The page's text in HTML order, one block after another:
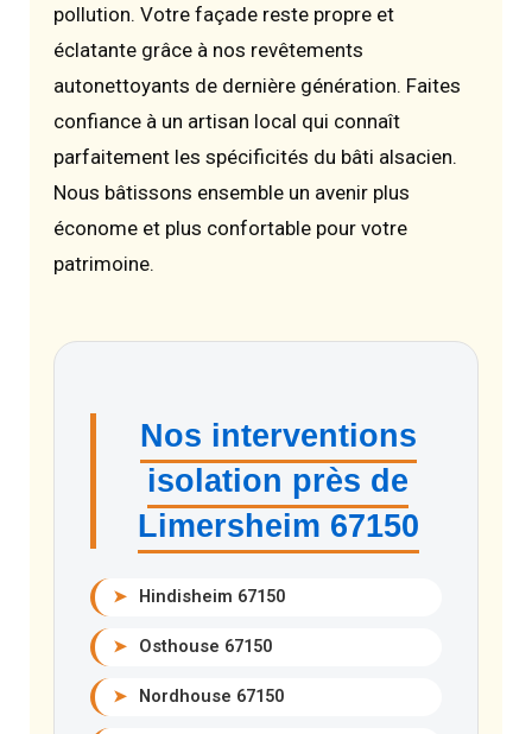
pollution. Votre façade reste propre et
éclatante grâce à nos revêtements
autonettoyants de dernière génération. Faites
confiance à un artisan local qui connaît
parfaitement les spécificités du bâti alsacien.
Nous bâtissons ensemble un avenir plus
économe et plus confortable pour votre
patrimoine.
Nos interventions
isolation près de
Limersheim 67150
➤ Hindisheim 67150
➤ Osthouse 67150
➤ Nordhouse 67150